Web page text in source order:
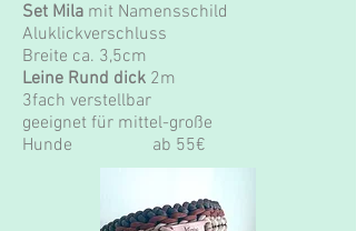
Set Mila mit Namensschild
Aluklickverschluss
Breite ca. 3,5cm
Leine Rund dick 2m
3fach verstellbar
geeignet für mittel-große
Hunde ab 55€